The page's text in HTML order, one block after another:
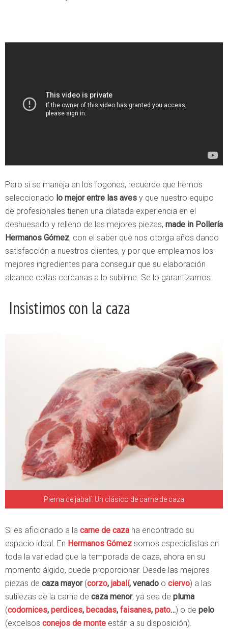
Pero si se maneja en los fogones, recuerde que hemos
seleccionado lo mejor entre las aves y que nuestro equipo
de profesionales tienen una dilatada experiencia en el
deshuesado y relleno de las mejores piezas, made in Pollería
Hermanos Gómez, con el saber que nos otorga años dando
satisfacción a nuestros clientes, y por que empleamos los
mejores ingredientes para conseguir que su elaboración
alcance cotas cercanas a lo sublime. Se lo garantizamos.
Insistimos con la caza
Pierna de jabalí. Un clásico de carne de caza
Si es aficionado a la carne de caza ha encontrado su
espacio ideal. En Hermanos Gómez somos especialistas en
toda la variedad que la temporada de caza, ahora en su
momento álgido, puede proporcionar. Desde las mejores
piezas de caza mayor(corzo, jabalí, venado o ciervo) a las
sutilezas de la carne de caza menor, ya sea de pluma
(codornices, perdices, becadas, faisanes, pato…) o de pelo
(excelsos conejos de monte están a su disposición).